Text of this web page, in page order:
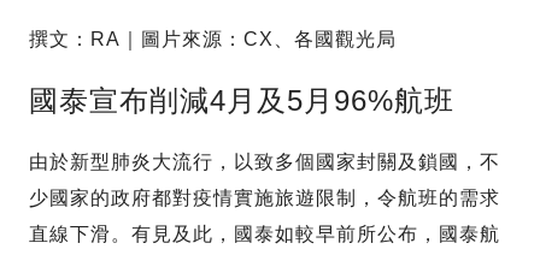
撰文：RA｜圖片來源：CX、各國觀光局
國泰宣布削減4月及5月96%航班
由於新型肺炎大流行，以致多個國家封關及鎖國，不
少國家的政府都對疫情實施旅遊限制，令航班的需求
直線下滑。有見及此，國泰如較早前所公布，國泰航